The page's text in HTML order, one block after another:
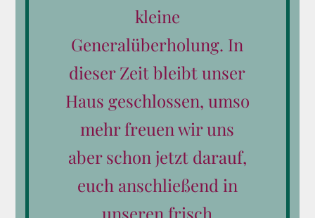
Produkt-Kategorien
Alle Gutscheine
kleine
Generalüberholung. In
dieser Zeit bleibt unser
Haus geschlossen, umso
mehr freuen wir uns
aber schon jetzt darauf,
euch anschließend in
unseren frisch